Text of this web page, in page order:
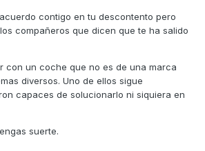
contigo en tu descontento pero
compañeros que dicen que te ha salido
con un coche que no es de una marca
diversos. Uno de ellos sigue
capaces de solucionarlo ni siquiera en
suerte.